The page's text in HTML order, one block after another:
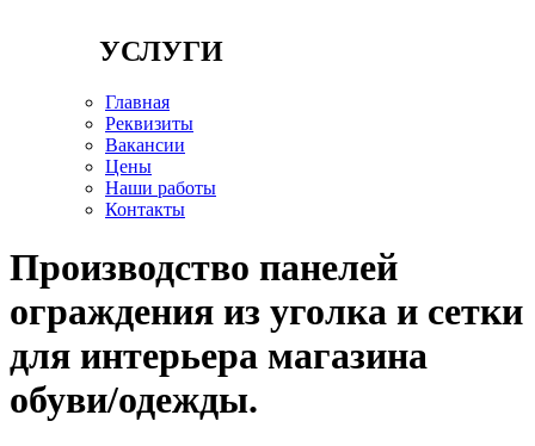
УСЛУГИ
Главная
Реквизиты
Вакансии
Цены
Наши работы
Контакты
Производство панелей
ограждения из уголка и сетки
для интерьера магазина
обуви/одежды.